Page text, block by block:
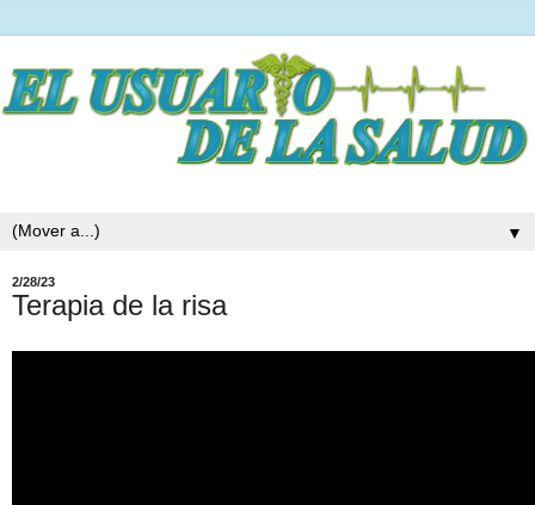
▼
2/28/23
Terapia de la risa